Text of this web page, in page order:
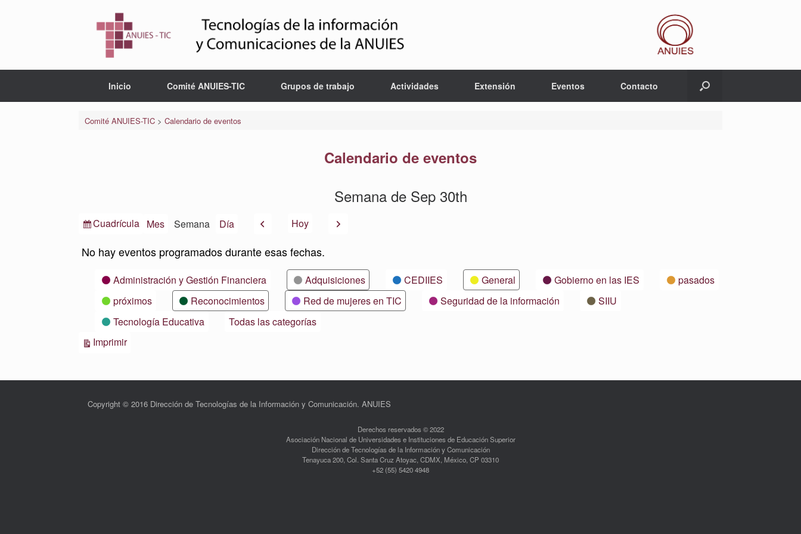
Inicio Comité ANUIES-TIC Grupos de trabajo Actividades Extensión Eventos Contacto
Comité ANUIES-TIC> Calendario de eventos
Calendario de eventos
Semana de Sep 30th
Ver
Cuadrícula Mes Semana Día AnteriorHoy Siguiente
No hay eventos programados durante esas fechas.
CategoríasAdministración y Gestión Financiera Adquisiciones CEDIIES General Gobierno en las IES
pasados
próximos
Reconocimientos Red de mujeres en TIC Seguridad de la información
SIIU
Tecnología Educativa
Todas las categorías
ImprimirVistas
Copyright © 2016 Dirección de Tecnologías de la Información y Comunicación. ANUIES
Derechos reservados © 2022
Asociación Nacional de Universidades e Instituciones de Educación Superior
Dirección de Tecnologías de la Información y Comunicación
Tenayuca 200, Col. Santa Cruz Atoyac, CDMX, México, CP 03310
+52 (55) 5420 4948